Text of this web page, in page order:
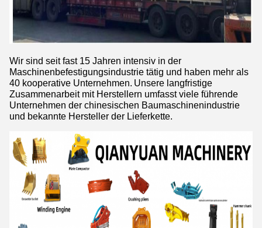
Wir sind seit fast 15 Jahren intensiv in der
Maschinenbefestigungsindustrie tätig und haben mehr als
40 kooperative Unternehmen. Unsere langfristige
Zusammenarbeit mit Herstellern umfasst viele führende
Unternehmen der chinesischen Baumaschinenindustrie
und bekannte Hersteller der Lieferkette.